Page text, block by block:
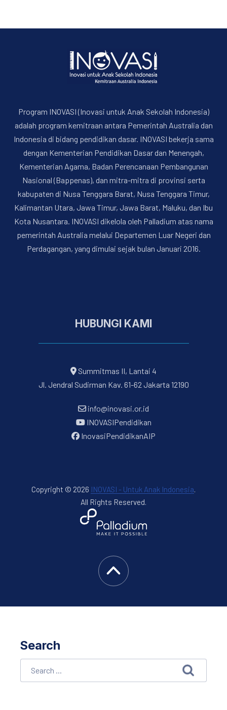
Program INOVASI (Inovasi untuk Anak Sekolah Indonesia)
adalah program kemitraan antara Pemerintah Australia dan
Indonesia di bidang pendidikan dasar. INOVASI bekerja sama
dengan Kementerian Pendidikan Dasar dan Menengah,
Kementerian Agama, Badan Perencanaan Pembangunan
Nasional (Bappenas), dan mitra-mitra di provinsi serta
kabupaten di Nusa Tenggara Barat, Nusa Tenggara Timur,
Kalimantan Utara, Jawa Timur, Jawa Barat, Maluku, dan Ibu
Kota Nusantara. INOVASI dikelola oleh Palladium atas nama
pemerintah Australia melalui Departemen Luar Negeri dan
Perdagangan, yang dimulai sejak bulan Januari 2016.
HUBUNGI KAMI
Summitmas II, Lantai 4
Jl. Jendral Sudirman Kav. 61-62 Jakarta 12190
info@inovasi.or.id
INOVASIPendidikan
InovasiPendidikanAIP
Copyright © 2026 INOVASI - Untuk Anak Indonesia.
All Rights Reserved.
FORQY
Back to Top
Search
SEARCH